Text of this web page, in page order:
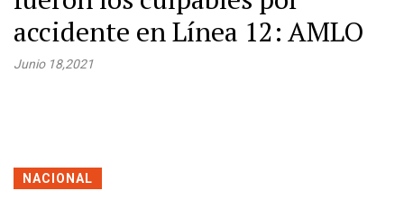
accidente en Línea 12: AMLO
Junio 18,2021
NACIONAL